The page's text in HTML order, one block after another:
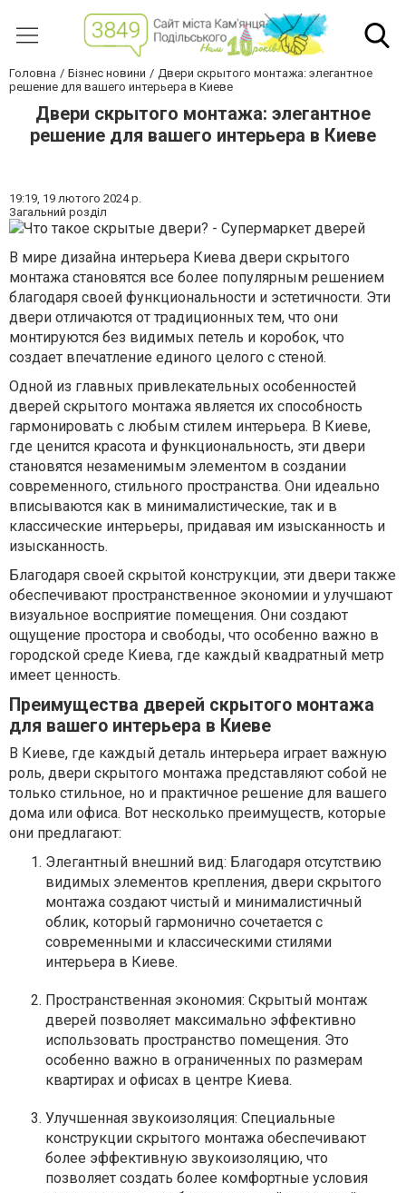
Головна Бізнес новини
Двери скрытого монтажа: элегантное
решение для вашего интерьера в Киеве
Двери скрытого монтажа: элегантное
решение для вашего интерьера в Киеве
19:19, 19 лютого 2024 р.
Загальний розділ
В мире дизайна интерьера Киева двери скрытого
монтажа становятся все более популярным решением
благодаря своей функциональности и эстетичности. Эти
двери отличаются от традиционных тем, что они
монтируются без видимых петель и коробок, что
создает впечатление единого целого с стеной.
Одной из главных привлекательных особенностей
дверей скрытого монтажа является их способность
гармонировать с любым стилем интерьера. В Киеве,
где ценится красота и функциональность, эти двери
становятся незаменимым элементом в создании
современного, стильного пространства. Они идеально
вписываются как в минималистические, так и в
классические интерьеры, придавая им изысканность и
изысканность.
Благодаря своей скрытой конструкции, эти двери также
обеспечивают пространственное экономии и улучшают
визуальное восприятие помещения. Они создают
ощущение простора и свободы, что особенно важно в
городской среде Киева, где каждый квадратный метр
имеет ценность.
Преимущества дверей скрытого монтажа
для вашего интерьера в Киеве
В Киеве, где каждый деталь интерьера играет важную
роль, двери скрытого монтажа представляют собой не
только стильное, но и практичное решение для вашего
дома или офиса. Вот несколько преимуществ, которые
они предлагают:
Элегантный внешний вид: Благодаря отсутствию
видимых элементов крепления, двери скрытого
монтажа создают чистый и минималистичный
облик, который гармонично сочетается с
современными и классическими стилями
интерьера в Киеве.
Пространственная экономия: Скрытый монтаж
дверей позволяет максимально эффективно
использовать пространство помещения. Это
особенно важно в ограниченных по размерам
квартирах и офисах в центре Киева.
Улучшенная звукоизоляция: Специальные
конструкции скрытого монтажа обеспечивают
более эффективную звукоизоляцию, что
позволяет создать более комфортные условия